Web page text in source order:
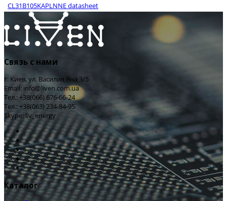
CL31B105KAPLNNE datasheet
Связь с нами
г. Киев, ул. Василия Яна 3/5
Email: info@liven.com.ua
Тел.: +38(066) 676-66-24
Тел.: +38(063) 234-84-95
Skype: liv_energy
Каталог